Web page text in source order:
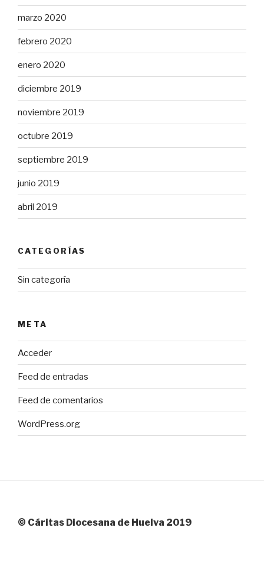
marzo 2020
febrero 2020
enero 2020
diciembre 2019
noviembre 2019
octubre 2019
septiembre 2019
junio 2019
abril 2019
CATEGORÍAS
Sin categoría
META
Acceder
Feed de entradas
Feed de comentarios
WordPress.org
© Cáritas Diocesana de Huelva 2019